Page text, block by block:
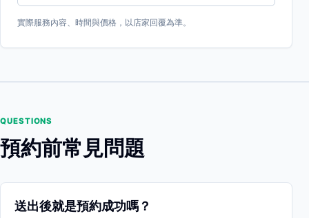
實際服務內容、時間與價格，以店家回覆為準。
QUESTIONS
預約前常見問題
送出後就是預約成功嗎？